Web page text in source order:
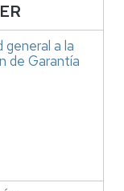
general a la
de Garantía